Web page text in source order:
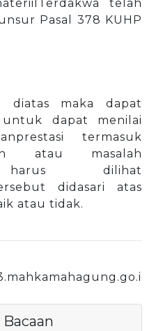
telah
Pasal 378 KUHP
diatas maka dapat
dapat menilai
termasuk
atau masalah
harus dilihat
didasari atas
atau tidak.